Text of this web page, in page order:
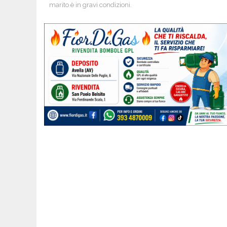
marito è in gravi condizioni.